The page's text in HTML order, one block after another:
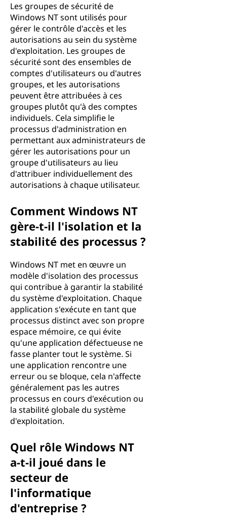
Les groupes de sécurité de
Windows NT sont utilisés pour
gérer le contrôle d'accès et les
autorisations au sein du système
d'exploitation. Les groupes de
sécurité sont des ensembles de
comptes d'utilisateurs ou d'autres
groupes, et les autorisations
peuvent être attribuées à ces
groupes plutôt qu'à des comptes
individuels. Cela simplifie le
processus d'administration en
permettant aux administrateurs de
gérer les autorisations pour un
groupe d'utilisateurs au lieu
d'attribuer individuellement des
autorisations à chaque utilisateur.
Comment Windows NT
gère-t-il l'isolation et la
stabilité des processus ?
Windows NT met en œuvre un
modèle d'isolation des processus
qui contribue à garantir la stabilité
du système d'exploitation. Chaque
application s'exécute en tant que
processus distinct avec son propre
espace mémoire, ce qui évite
qu'une application défectueuse ne
fasse planter tout le système. Si
une application rencontre une
erreur ou se bloque, cela n'affecte
généralement pas les autres
processus en cours d'exécution ou
la stabilité globale du système
d'exploitation.
Quel rôle Windows NT
a-t-il joué dans le
secteur de
l'informatique
d'entreprise ?